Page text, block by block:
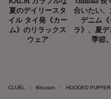
CLUÉL Blouson HOODED PUFFER